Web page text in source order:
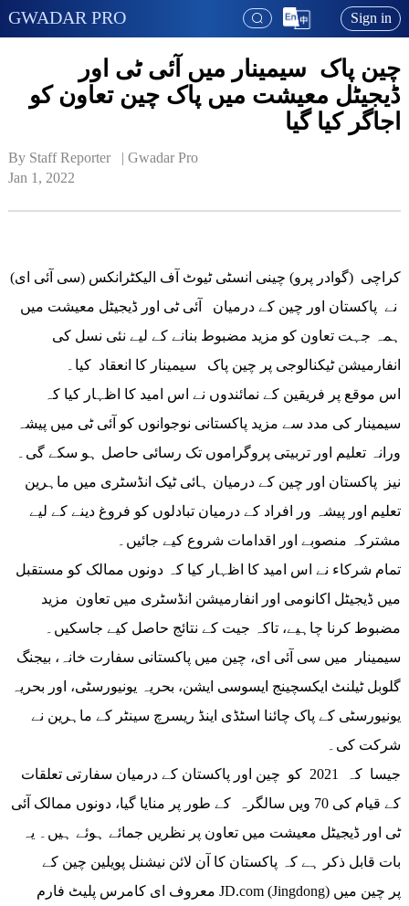
GWADAR PRO Sign in
چین پاک سیمینار میں آئی ٹی اور
ڈیجیٹل معیشت میں پاک چین تعاون کو
اجاگر کیا گیا
By Staff Reporter   | Gwadar Pro
Jan 1, 2022
کراچی (گوادر پرو) چینی انسٹی ٹیوٹ آف الیکٹرانکس (سی آئی ای)
نے پاکستان اور چین کے درمیان آئی ٹی اور ڈیجیٹل معیشت میں
ہمہ جہت تعاون کو مزید مضبوط بنانے کے لیے نئی نسل کی
انفارمیشن ٹیکنالوجی پر چین پاک سیمینار کا انعقاد کیا۔
اس موقع پر فریقین کے نمائندوں نے اس امید کا اظہار کیا کہ
سیمینار کی مدد سے مزید پاکستانی نوجوانوں کو آئی ٹی میں پیشہ
ورانہ تعلیم اور تربیتی پروگراموں تک رسائی حاصل ہو سکے گی۔
نیز پاکستان اور چین کے درمیان ہائی ٹیک انڈسٹری میں ماہرین
تعلیم اور پیشہ ور افراد کے درمیان تبادلوں کو فروغ دینے کے لیے
مشترکہ منصوبے اور اقدامات شروع کیے جائیں۔
تمام شرکاء نے اس امید کا اظہار کیا کہ دونوں ممالک کو مستقبل
میں ڈیجیٹل اکانومی اور انفارمیشن انڈسٹری میں تعاون مزید
مضبوط کرنا چاہیے، تاکہ جیت کے نتائج حاصل کیے جاسکیں۔
گلوبل ٹیلنٹ ایکسچینج ایسوسی ایشن، بحریہ یونیورسٹی، اور بحریہ
یونیورسٹی کے پاک چائنا اسٹڈی اینڈ ریسرچ سینٹر کے ماہرین نے
شرکت کی۔
کے قیام کی 70 ویں سالگرہ کے طور پر منایا گیا، دونوں ممالک آئی
ٹی اور ڈیجیٹل معیشت میں تعاون پر نظریں جمائے ہوئے ہیں۔ یہ
بات قابل ذکر ہے کہ پاکستان کا آن لائن نیشنل پویلین چین کے
معروف ای کامرس پلیٹ فارم JD.com (Jingdong) پر چین میں